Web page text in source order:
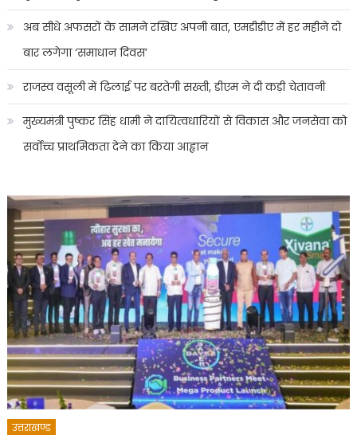
अब सीधे अफसरों के सामने रखिए अपनी बात, एमडीडीए में हर महीने दो
बार लगेगा ‘समाधान दिवस’
राजस्व वसूली में ढिलाई पर बरतेगी सख्ती, डीएम ने दी कड़ी चेतावनी
मुख्यमंत्री पुष्कर सिंह धामी ने दायित्वधारियों से विकास और जनसेवा को
सर्वोच्च प्राथमिकता देने का किया आह्वान
उत्तराखण्ड